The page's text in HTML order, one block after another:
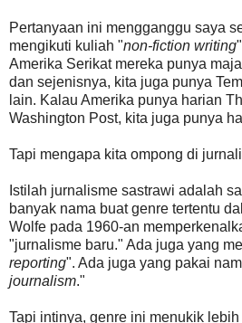
Pertanyaan ini mengganggu saya
mengikuti kuliah "non-fiction writing
Amerika Serikat mereka punya
dan sejenisnya, kita juga punya
lain. Kalau Amerika punya harian
Washington Post, kita juga punya
Tapi mengapa kita ompong di
Istilah jurnalisme sastrawi adalah
banyak nama buat genre tertentu
Wolfe pada 1960-an
"jurnalisme baru." Ada juga yang
reporting". Ada juga yang pakai
journalism."
Tapi intinya, genre ini menukik